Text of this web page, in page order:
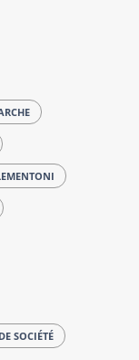
SOCIÉTÉ